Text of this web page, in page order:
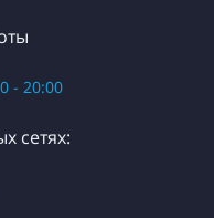
- 20:00
сетях: